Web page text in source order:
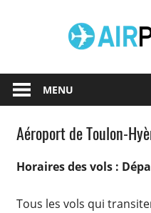
MENU
Aéroport de Toulon-
Horaires des vols :
Tous les vols qui